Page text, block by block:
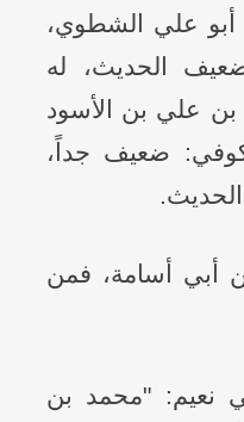
علي الشطوي،
الحديث، له
بن علي بن الأسود
ضعيف جداً،
أبي أسامة، فمن
نعيم: "محمد بن